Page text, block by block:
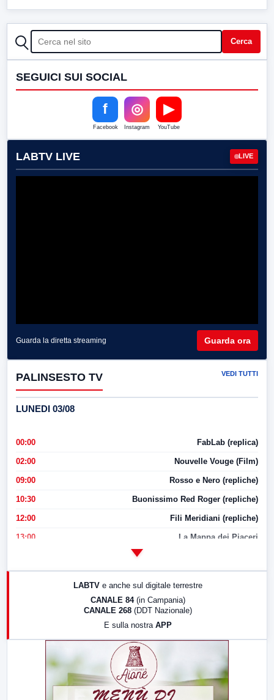
CERCA Cerca
SEGUICI SUI SOCIAL
f
Facebook
◎
Instagram
▶
YouTube
LABTV LIVE LIVE
Guarda la diretta streaming Guarda ora
PALINSESTO TV VEDI TUTTI
LUNEDI 03/08
00:00 FabLab (replica)
02:00 Nouvelle Vouge (Film)
09:00 Rosso e Nero (repliche)
10:30 Buonissimo Red Roger (repliche)
12:00 Fili Meridiani (repliche)
13:00 La Mappa dei Piaceri
LABTV e anche sul digitale terrestre
CANALE 84 (in Campania)
CANALE 268 (DDT Nazionale)
E sulla nostra APP